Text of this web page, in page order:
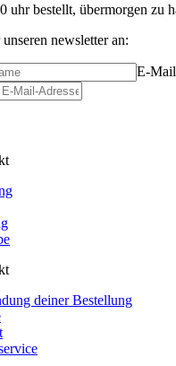
uhr bestellt, übermorgen zu
newsletter an:
E-
deiner Bestellung